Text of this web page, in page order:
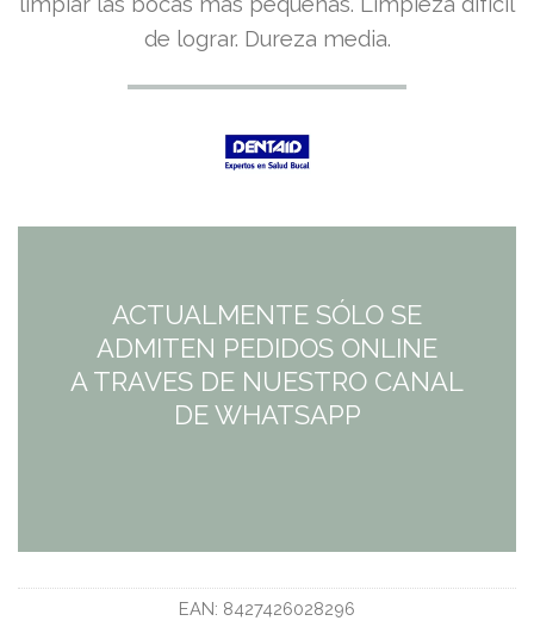
original
era:
4,50€.
actual
es:
4,50€.
de lograr. Dureza media.
ACTUALMENTE SÓLO SE
ADMITEN PEDIDOS ONLINE
A TRAVES DE NUESTRO CANAL
DE WHATSAPP
EAN: 8427426028296